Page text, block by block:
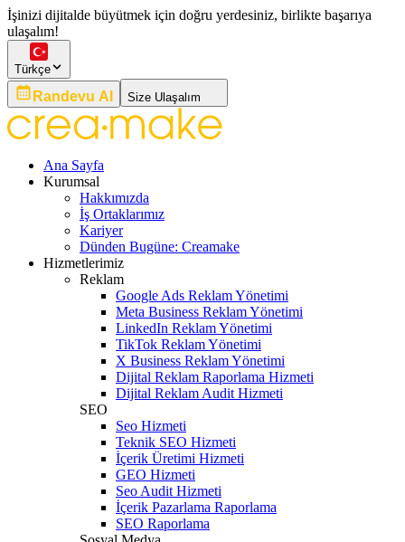
İşinizi dijitalde büyütmek için doğru yerdesiniz, birlikte başarıya
ulaşalım!
Türkçe
Randevu Al Size Ulaşalım
Ana Sayfa
Kurumsal
Hakkımızda
İş Ortaklarımız
Kariyer
Dünden Bugüne: Creamake
Hizmetlerimiz
Reklam
Google Ads Reklam Yönetimi
Meta Business Reklam Yönetimi
LinkedIn Reklam Yönetimi
TikTok Reklam Yönetimi
X Business Reklam Yönetimi
Dijital Reklam Raporlama Hizmeti
Dijital Reklam Audit Hizmeti
SEO
Seo Hizmeti
Teknik SEO Hizmeti
İçerik Üretimi Hizmeti
GEO Hizmeti
Seo Audit Hizmeti
İçerik Pazarlama Raporlama
SEO Raporlama